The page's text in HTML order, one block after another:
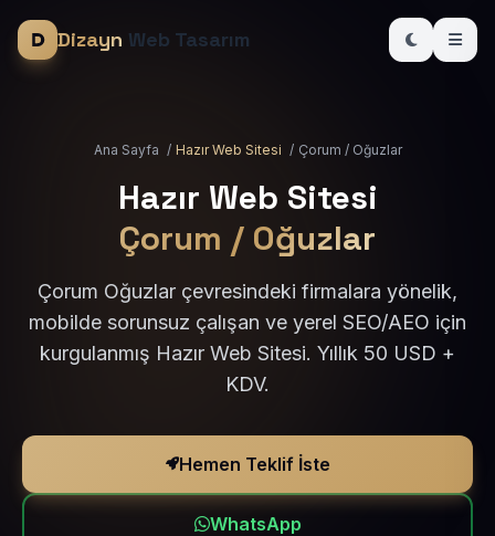
Dizayn Web Tasarım
Ana Sayfa / Hazır Web Sitesi / Çorum / Oğuzlar
Hazır Web Sitesi
Çorum / Oğuzlar
Çorum Oğuzlar çevresindeki firmalara yönelik,
mobilde sorunsuz çalışan ve yerel SEO/AEO için
kurgulanmış Hazır Web Sitesi. Yıllık 50 USD +
KDV.
Hemen Teklif İste
WhatsApp